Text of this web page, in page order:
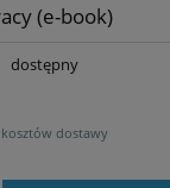
(e-book)
dostępny
kosztów dostawy